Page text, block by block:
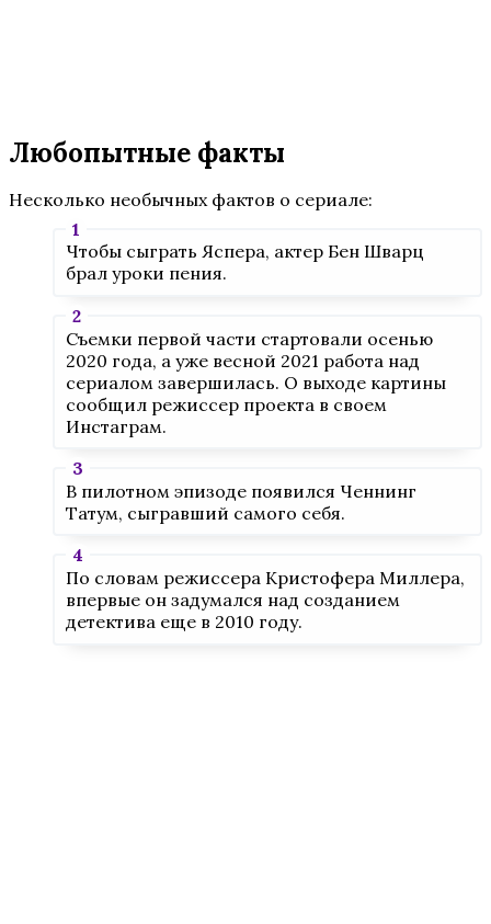
Любопытные факты
Несколько необычных фактов о сериале:
Чтобы сыграть Яспера, актер Бен Шварц
брал уроки пения.
Съемки первой части стартовали осенью
2020 года, а уже весной 2021 работа над
сериалом завершилась. О выходе картины
сообщил режиссер проекта в своем
Инстаграм.
В пилотном эпизоде появился Ченнинг
Татум, сыгравший самого себя.
По словам режиссера Кристофера Миллера,
впервые он задумался над созданием
детектива еще в 2010 году.